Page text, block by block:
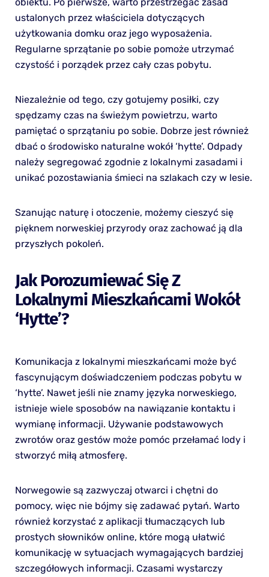
ustalonych przez właściciela dotyczących
użytkowania domku oraz jego wyposażenia.
Regularne sprzątanie po sobie pomoże utrzymać
czystość i porządek przez cały czas pobytu.
Niezależnie od tego, czy gotujemy posiłki, czy
spędzamy czas na świeżym powietrzu, warto
pamiętać o sprzątaniu po sobie. Dobrze jest również
dbać o środowisko naturalne wokół ‘hytte’. Odpady
należy segregować zgodnie z lokalnymi zasadami i
unikać pozostawiania śmieci na szlakach czy w lesie.
Szanując naturę i otoczenie, możemy cieszyć się
pięknem norweskiej przyrody oraz zachować ją dla
przyszłych pokoleń.
Jak Porozumiewać Się Z
Lokalnymi Mieszkańcami Wokół
‘hytte’?
Komunikacja z lokalnymi mieszkańcami może być
fascynującym doświadczeniem podczas pobytu w
‘hytte’. Nawet jeśli nie znamy języka norweskiego,
istnieje wiele sposobów na nawiązanie kontaktu i
wymianę informacji. Używanie podstawowych
zwrotów oraz gestów może pomóc przełamać lody i
stworzyć miłą atmosferę.
Norwegowie są zazwyczaj otwarci i chętni do
pomocy, więc nie bójmy się zadawać pytań. Warto
również korzystać z aplikacji tłumaczących lub
prostych słowników online, które mogą ułatwić
komunikację w sytuacjach wymagających bardziej
szczegółowych informacji. Czasami wystarczy